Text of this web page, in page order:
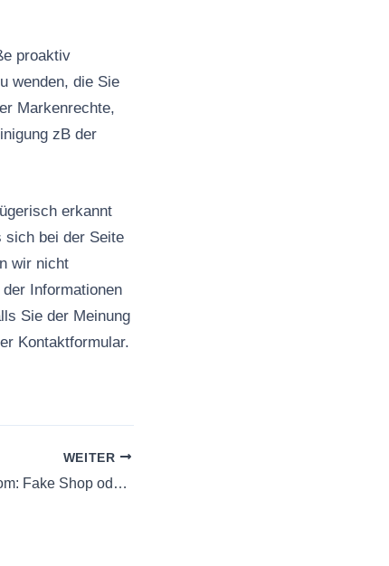
proaktiv
wenden, die Sie
Markenrechte,
zB der
erkannt
sich bei der Seite
wir nicht
Informationen
Sie der Meinung
Kontaktformular.
WEITER
fmlpr.preis-meister.com: Fake Shop oder seriös? | Hinweishelden